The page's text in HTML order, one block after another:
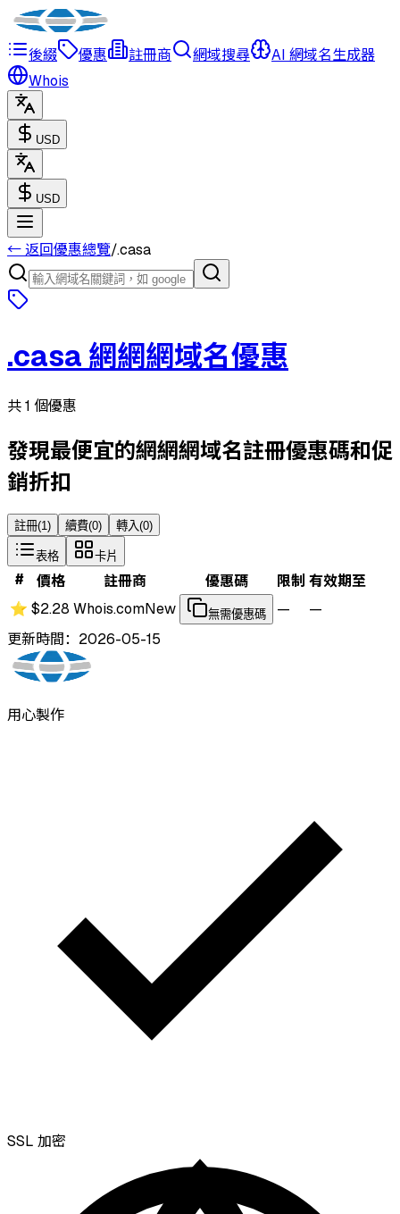
後綴 優惠 註冊商 網域搜尋
AI 網域名生成器
Whois
USD
USD
← 返回優惠總覽/.casa
.casa 網網網域名優惠
共 1 個優惠
發現最便宜的網網網域名註冊優惠碼和促
銷折扣
註冊(1) 續費(0) 轉入(0)
表格 卡片
# 價格 註冊商 優惠碼 限制 有效期至
⭐ $2.28 Whois.comNew 無需優惠碼 —
—
更新時間：2026-05-15
用心製作
SSL 加密